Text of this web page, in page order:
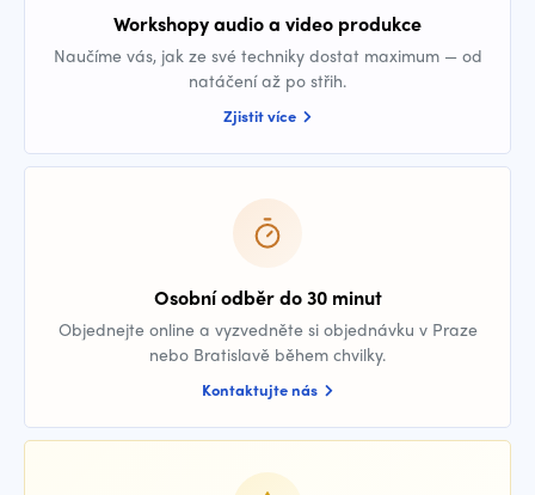
Workshopy audio a video produkce
Naučíme vás, jak ze své techniky dostat maximum — od
natáčení až po střih.
Zjistit více
Osobní odběr do 30 minut
Objednejte online a vyzvedněte si objednávku v Praze
nebo Bratislavě během chvilky.
Kontaktujte nás